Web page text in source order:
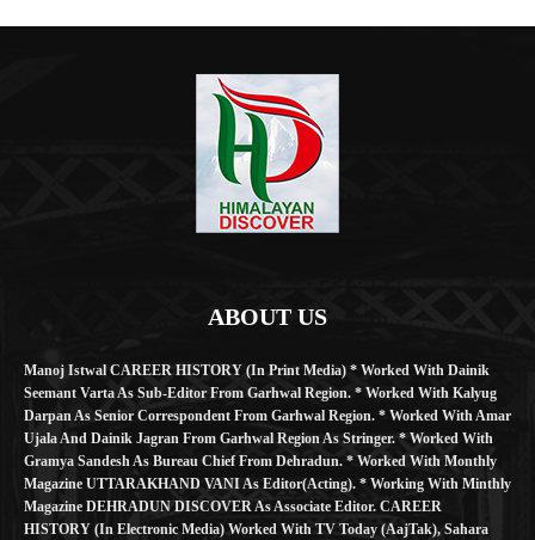
ABOUT US
Manoj Istwal CAREER HISTORY (in Print Media) * Worked With Dainik
Seemant Varta As Sub-Editor From Garhwal Region. * Worked With Kalyug
Darpan As Senior Correspondent From Garhwal Region. * Worked With Amar
Ujala And Dainik Jagran From Garhwal Region As Stringer. * Worked With
Gramya Sandesh As Bureau Chief From Dehradun. * Worked With Monthly
Magazine UTTARAKHAND VANI As Editor(Acting). * Working With Minthly
Magazine DEHRADUN DISCOVER As Associate Editor. CAREER
HISTORY (in Electronic Media) Worked With TV Today (AajTak), Sahara